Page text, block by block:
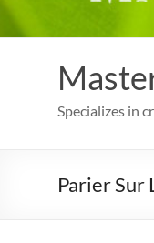
Specializes in
Parier Sur